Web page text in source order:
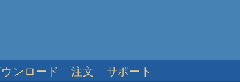
ンロード 注文 サポート